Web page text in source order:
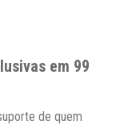
em 99
de quem